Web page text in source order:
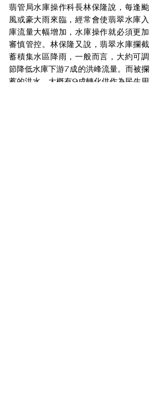
翡管局水庫操作科長林保隆說，每逢颱
風或豪大雨來臨，經常會使翡翠水庫入
庫流量大幅增加，水庫操作就必須更加
審慎管控。林保隆又說，翡翠水庫攔截
蓄積集水區降雨，一般而言，大約可調
節降低水庫下游7成的洪峰流量。而被攔
蓄的洪水，大概有9成轉化供作為民生用